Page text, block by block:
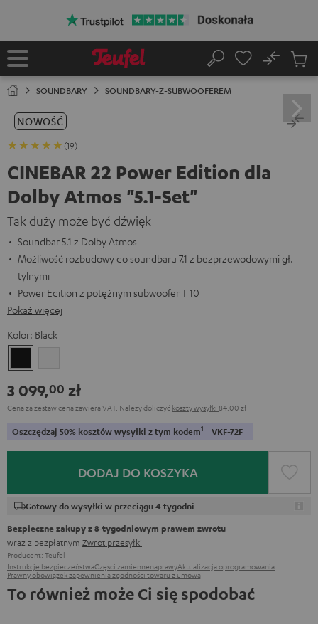
Strona
Szukaj
No
SOUNDBARY SOUNDBARY-Z-SUBWOOFEREM
NOWOŚĆ
(19)
CINEBAR 22 Power Edition dla
Dolby Atmos "5.1-Set"
Tak duży może być dźwięk
Soundbar 5.1 z Dolby Atmos
Możliwość rozbudowy do soundbaru 7.1 z bezprzewodowymi gł.
tylnymi
Power Edition z potężnym subwoofer T 10
Pokaż więcej
Kolor: Black
3 099,00 zł
Cena za zestaw cena zawiera VAT. Należy doliczyć koszty wysyłki 84,00 zł
Oszczędzaj 50% kosztów wysyłki z tym kodem1 VKF-72F
DODAJ DO KOSZYKA
Gotowy do wysyłki w przeciągu 4 tygodni
Bezpieczne zakupy z 8‑tygodniowym prawem zwrotu
wraz z bezpłatnym Zwrot przesyłki
Producent: Teufel
Instrukcje bezpieczeństwaCzęści zamiennenaprawyAktualizacja oprogramowania
Prawny obowiązek zapewnienia zgodności towaru z umową
To również może Ci się spodobać